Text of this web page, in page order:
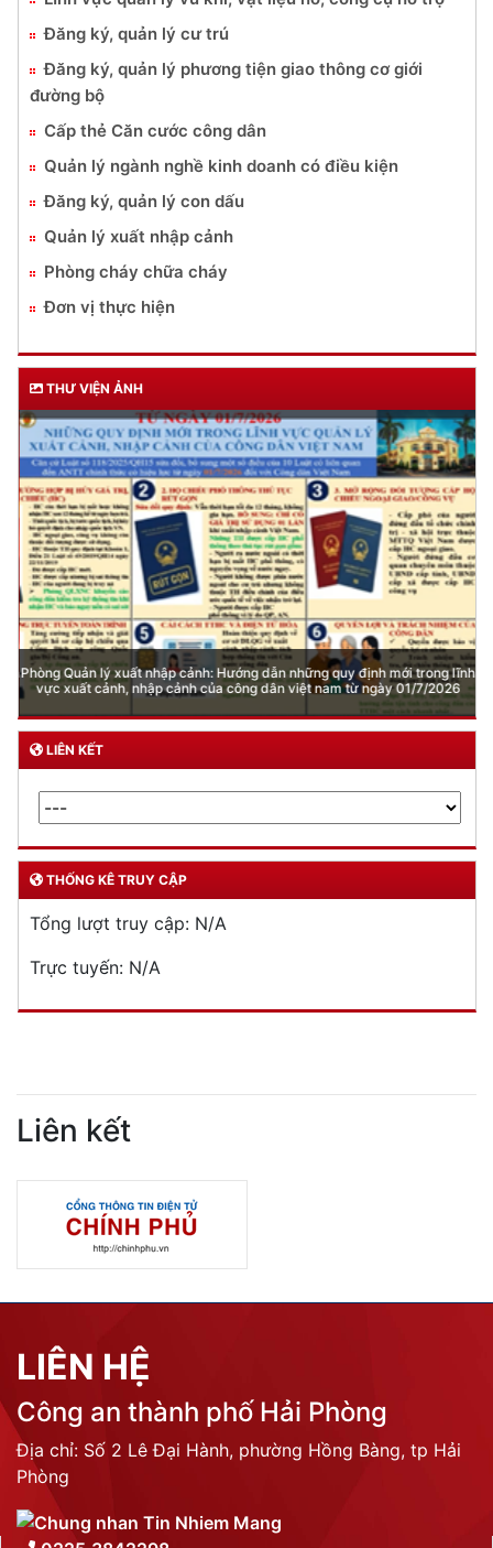
DỊCH VỤ CÔNG
Lĩnh vực quản lý vũ khí, vật liệu nổ, công cụ hỗ trợ
Đăng ký, quản lý phương tiện giao thông cơ giới
đường bộ
Cấp thẻ Căn cước công dân
Quản lý ngành nghề kinh doanh có điều kiện
Đăng ký, quản lý con dấu
Quản lý xuất nhập cảnh
Phòng cháy chữa cháy
Đơn vị thực hiện
Tổng lượt truy cập:N/A
Liên kết